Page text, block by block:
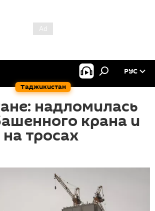
Таджикистан
РУС
надломилась
крана и
тросах